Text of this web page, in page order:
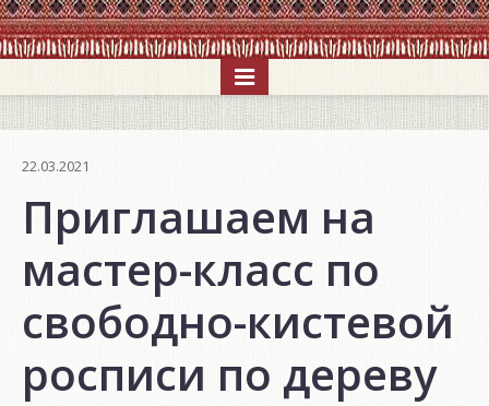
22.03.2021
Приглашаем на
мастер-класс по
свободно-кистевой
росписи по дереву